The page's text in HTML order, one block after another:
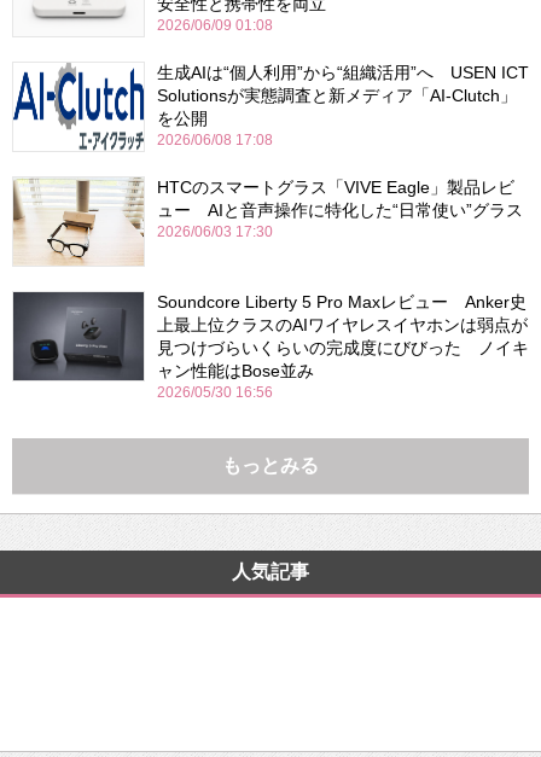
安全性と携帯性を両立
2026/06/09 01:08
生成AIは“個人利用”から“組織活用”へ USEN ICT
Solutionsが実態調査と新メディア「AI-Clutch」
を公開
2026/06/08 17:08
HTCのスマートグラス「VIVE Eagle」製品レビ
ュー AIと音声操作に特化した“日常使い”グラス
2026/06/03 17:30
Soundcore Liberty 5 Pro Maxレビュー Anker史
上最上位クラスのAIワイヤレスイヤホンは弱点が
見つけづらいくらいの完成度にびびった ノイキ
ャン性能はBose並み
2026/05/30 16:56
もっとみる
人気記事